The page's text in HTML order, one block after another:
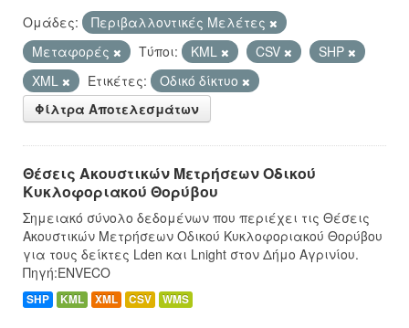
Ομάδες:
Περιβαλλοντικές Μελέτες
Μεταφορές
Τύποι: KML CSV
SHP
XML
Ετικέτες:
Οδικό δίκτυο
Φίλτρα Αποτελεσμάτων
Θέσεις Ακουστικών Μετρήσεων Οδικού
Κυκλοφοριακού Θορύβου
Σημειακό σύνολο δεδομένων που περιέχει τις Θέσεις
Ακουστικών Μετρήσεων Οδικού Κυκλοφοριακού Θορύβου
για τους δείκτες Lden και Lnight στον Δήμο Αγρινίου.
Πηγή:ENVECO
SHP KML XML CSV WMS